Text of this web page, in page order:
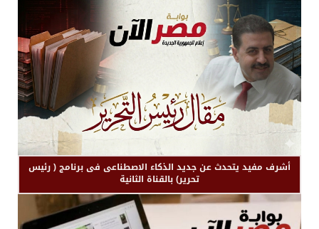
أشرف مفيد يتحدث عن جديد الذكاء الاصطناعى فى برنامج ( رئيس
تحرير) بالقناة الثانية